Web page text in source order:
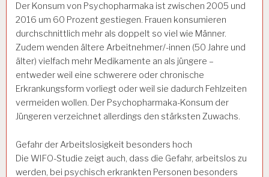
Der Konsum von Psychopharmaka ist zwischen 2005 und
2016 um 60 Prozent gestiegen. Frauen konsumieren
durchschnittlich mehr als doppelt so viel wie Männer.
Zudem wenden ältere Arbeitnehmer/-innen (50 Jahre und
älter) vielfach mehr Medikamente an als jüngere –
entweder weil eine schwerere oder chronische
Erkrankungsform vorliegt oder weil sie dadurch Fehlzeiten
vermeiden wollen. Der Psychopharmaka-Konsum der
Jüngeren verzeichnet allerdings den stärksten Zuwachs.
Gefahr der Arbeitslosigkeit besonders hoch
Die WIFO-Studie zeigt auch, dass die Gefahr, arbeitslos zu
werden, bei psychisch erkrankten Personen besonders